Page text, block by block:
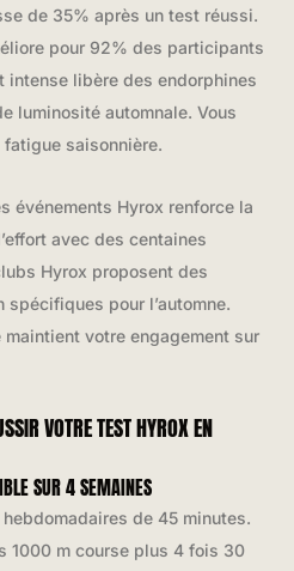
de 35% après un test réussi.
pour 92% des participants
intense libère des endorphines
luminosité automnale. Vous
saisonnière.
événements Hyrox renforce la
avec des centaines
Hyrox proposent des
pour l’automne.
votre engagement sur
VOTRE TEST HYROX EN
SUR 4 SEMAINES
de 45 minutes.
1000 m course plus 4 fois 30